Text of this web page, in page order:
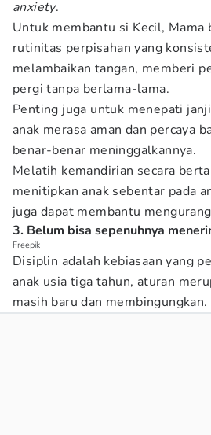
anxiety.
Untuk membantu si Kecil, Mama
rutinitas perpisahan yang
melambaikan tangan, memberi
pergi tanpa berlama-lama.
Penting juga untuk menepati
anak merasa aman dan percaya
benar-benar meninggalkannya.
Melatih kemandirian secara
menitipkan anak sebentar pada
juga dapat membantu
3. Belum bisa sepenuhnya
Freepik
Disiplin adalah kebiasaan yang
anak usia tiga tahun, aturan
masih baru dan membingungkan.